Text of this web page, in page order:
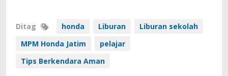
Ditag honda Liburan
Liburan sekolah
MPM Honda Jatim
pelajar
Tips Berkendara Aman